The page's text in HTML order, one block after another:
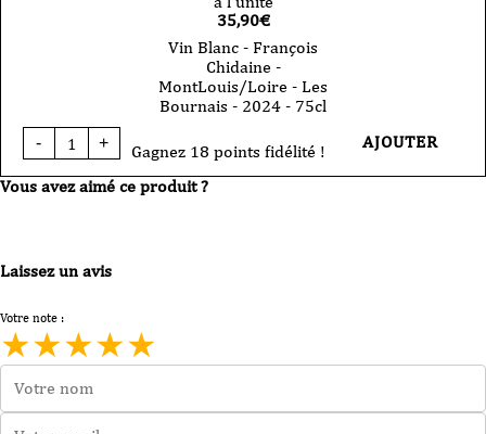
35,90€
Vin Blanc - François
Chidaine -
MontLouis/Loire - Les
Bournais - 2024 - 75cl
-
quantité
de
Blanc
MontLouis/Loire
Bournais
-
2024
75cl
+ Gagnez 18 points fidélité ! AJOUTER
Vous avez aimé ce produit ?
Laissez un avis
Votre note :
★★★★★